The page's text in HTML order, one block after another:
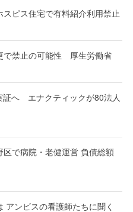
ピス住宅で有料紹介利用禁止
で禁止の可能性 厚生労働省
証へ エナクティックが80法人
で病院・老健運営 負債総額
アンビスの看護師たちに聞く